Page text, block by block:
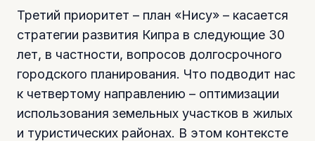
Третий приоритет – план «Нису» – касается
стратегии развития Кипра в следующие 30
лет, в частности, вопросов долгосрочного
городского планирования. Что подводит нас
к четвертому направлению – оптимизации
использования земельных участков в жилых
и туристических районах. В этом контексте